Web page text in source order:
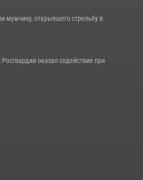
мужчину, открывшего стрельбу в
оказал содействие при